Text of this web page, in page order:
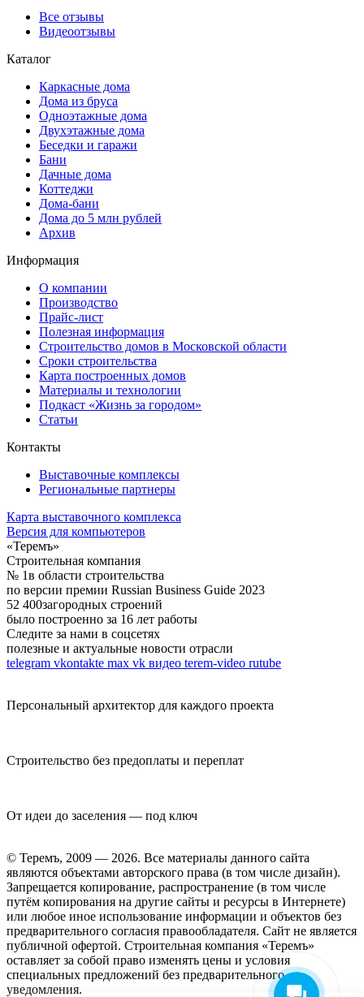
Все отзывы
Видеоотзывы
Каталог
Каркасные дома
Дома из бруса
Одноэтажные дома
Двухэтажные дома
Беседки и гаражи
Бани
Дачные дома
Коттеджи
Дома-бани
Дома до 5 млн рублей
Архив
Информация
О компании
Производство
Прайс-лист
Полезная информация
Строительство домов в Московской области
Сроки строительства
Карта построенных домов
Материалы и технологии
Подкаст «Жизнь за городом»
Статьи
Контакты
Выставочные комплексы
Региональные партнеры
Карта выставочного комплекса
Версия для компьютеров
«Теремъ»
Строительная компания
№ 1в области строительства
по версии премии Russian Business Guide 2023
52 400загородных строений
было построенно за 16 лет работы
Следите за нами в соцсетях
полезные и актуальные новости отрасли
telegram vkontakte max vk видео terem-video rutube
Персональный архитектор для каждого проекта
Строительство без предоплаты и переплат
От идеи до заселения — под ключ
© Теремъ, 2009 — 2026. Все материалы данного сайта
являются объектами авторского права (в том числе дизайн).
Запрещается копирование, распространение (в том числе
путём копирования на другие сайты и ресурсы в Интернете)
или любое иное использование информации и объектов без
предварительного согласия правообладателя. Cайт не является
публичной офертой. Строительная компания «Теремъ»
оставляет за собой право изменять цены и условия
специальных предложений без предварительного
уведомления.